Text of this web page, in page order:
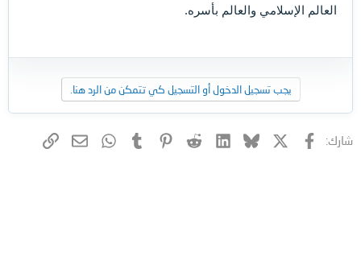
العالم الإسلامي والعالم بأسره.
يجب تسجيل الدخول أو التسجيل كي تتمكن من الرد هنا.
شارك: فيسبوك X (Twitter)
Bluesky
LinkedIn
Reddit
Pinterest
Tumblr
WhatsApp
البريد